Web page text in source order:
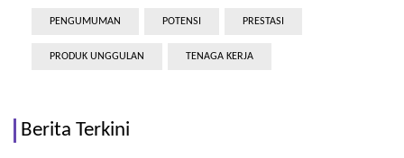
PENGUMUMAN POTENSI PRESTASI
PRODUK UNGGULAN TENAGA KERJA
Berita Terkini